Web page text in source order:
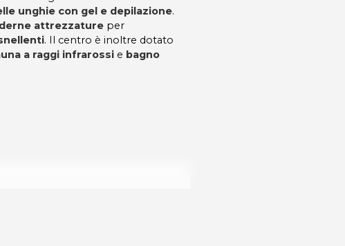
unghie con gel e depilazione.
attrezzature per
. Il centro è inoltre dotato
a raggi infrarossi e bagno
modalità di acquisto scrivi a